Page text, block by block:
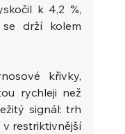
k 4,2 %,
drží kolem
křivky,
rychleji než
signál: trh
restriktivnější